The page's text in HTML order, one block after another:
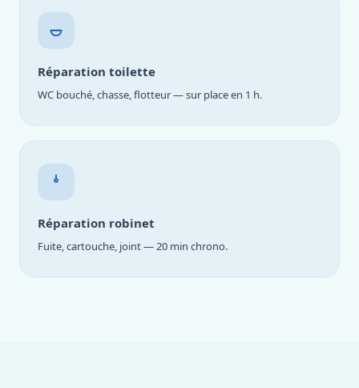
Réparation toilette
WC bouché, chasse, flotteur — sur place en 1 h.
Réparation robinet
Fuite, cartouche, joint — 20 min chrono.